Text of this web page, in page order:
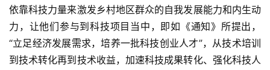
依靠科技力量来激发乡村地区群众的自我发展能力和内生动
力，让他们参与到科技项目当中，即如《通知》所提出，
“立足经济发展需求，培养一批科技创业人才”，从技术培训
到技术转化再到技术收益，加速科技成果转化、强化科技人